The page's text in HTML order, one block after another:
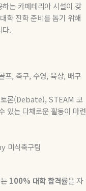
는 카페테리아 시설이 갖
학 진학 준비를 돕기 위해
다.
프, 축구, 수영, 육상, 배구
토론(Debate), STEAM 코
있는 다채로운 활동이 마련
는 100% 대학합격률을자